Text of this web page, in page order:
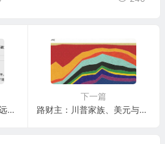
凭栏：解读——央行下调远期售汇风险准备金率至0
下一篇
路财主：川普家族、美元与中国（下）